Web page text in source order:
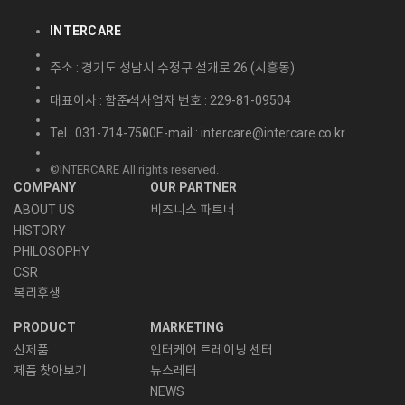
INTERCARE
주소 : 경기도 성남시 수정구 설개로 26 (시흥동)
대표이사 : 함준석사업자 번호 : 229-81-09504
Tel : 031-714-7500E-mail : intercare@intercare.co.kr
©INTERCARE All rights reserved.
COMPANY
ABOUT US
HISTORY
PHILOSOPHY
CSR
복리후생
OUR PARTNER
비즈니스 파트너
PRODUCT
신제품
제품 찾아보기
MARKETING
인터케어 트레이닝 센터
뉴스레터
NEWS